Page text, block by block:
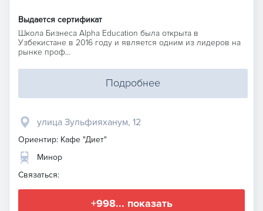
Выдается сертификат
Школа Бизнеса Alpha Education была открыта в
Узбекистане в 2016 году и является одним из лидеров на
рынке проф...
Подробнее
улица Зульфияханум, 12
Ориентир: Кафе "Диет"
Минор
Связаться:
+998... показать